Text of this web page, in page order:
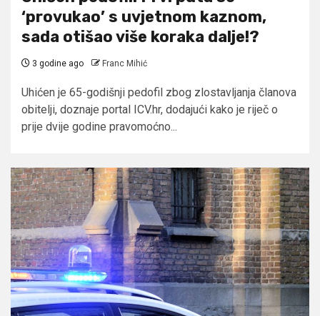
‘provukao’ s uvjetnom kaznom,
sada otišao više koraka dalje!?
3 godine ago Franc Mihić
Uhićen je 65-godišnji pedofil zbog zlostavljanja članova
obitelji, doznaje portal ICV.hr, dodajući kako je riječ o
prije dvije godine pravomoćno...